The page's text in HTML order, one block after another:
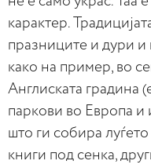
карактер.
празниците и дури и
како на пример, во
Англиската градина
паркови во Европа и
што ги собира
книги под сенка,